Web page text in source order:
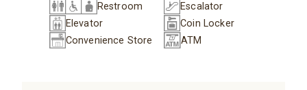
Restroom
Escalator
Elevator
Coin Locker
Convenience Store
ATM